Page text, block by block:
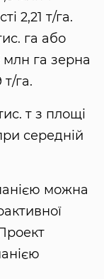
2,21 т/га.
га або
млн га зерна
га.
т з площі
середній
можна